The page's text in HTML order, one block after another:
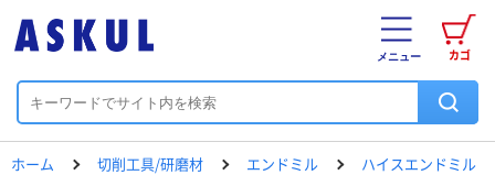
カゴ
メニュー
ホーム 切削工具/研磨材 エンドミル ハイスエンドミル